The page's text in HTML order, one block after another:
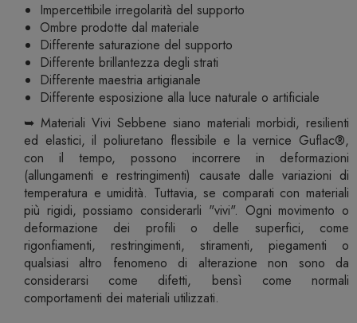
Impercettibile irregolarità del supporto
Ombre prodotte dal materiale
Differente saturazione del supporto
Differente brillantezza degli strati
Differente maestria artigianale
Differente esposizione alla luce naturale o artificiale
➥ Materiali Vivi Sebbene siano materiali morbidi, resilienti
ed elastici, il poliuretano flessibile e la vernice Guflac®,
con il tempo, possono incorrere in deformazioni
(allungamenti e restringimenti) causate dalle variazioni di
temperatura e umidità. Tuttavia, se comparati con materiali
più rigidi, possiamo considerarli "vivi". Ogni movimento o
deformazione dei profili o delle superfici, come
rigonfiamenti, restringimenti, stiramenti, piegamenti o
qualsiasi altro fenomeno di alterazione non sono da
considerarsi come difetti, bensì come normali
comportamenti dei materiali utilizzati.